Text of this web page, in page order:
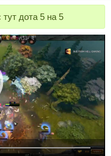
дота 5 на 5